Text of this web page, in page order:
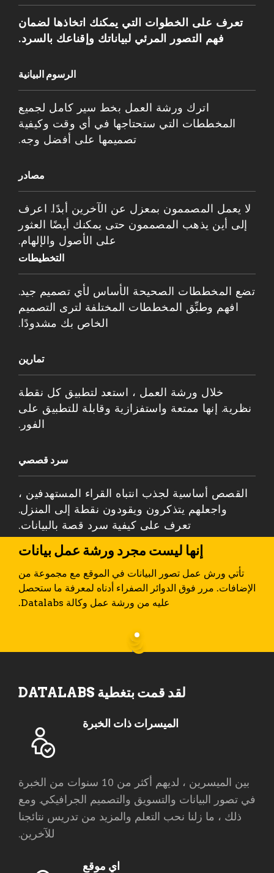
تعرف على الخطوات التي يمكنك اتخاذها لضمان
فهم التصور المرئي لبياناتك وإقناعك بالسرد.
الرسوم البيانية
اترك ورشة العمل بخط سير كامل لجميع
المخططات التي ستحتاجها في أي وقت وكيفية
تصميمها على أفضل وجه.
مصادر
لا يعمل المصممون بمعزل عن الآخرين أبدًا. اعرف
إلى أين يذهب المصممون حتى يمكنك أيضًا العثور
على الأصول والإلهام.
التخطيطات
تضع المخططات الصحيحة الأساس لأي تصميم جيد.
افهم وطبِّق المخططات المختلفة لترى التصميم
الخاص بك مشدودًا.
تمارين
خلال ورشة العمل ، استعد لتطبيق كل نقطة
نظرية. إنها ممتعة واستفزازية وقابلة للتطبيق على
الفور.
سرد قصصي
القصص أساسية لجذب انتباه القراء المستهدفين ،
واجعلهم يتذكرون ويقودون نقطة إلى المنزل.
تعرف على كيفية سرد قصة بالبيانات.
إنها ليست مجرد ورشة عمل بيانات
تأتي ورش عمل تصور البيانات في الموقع مع مجموعة من
الإضافات. مرر فوق الدوائر الصفراء أدناه لمعرفة ما ستحصل
عليه من ورشة عمل وكالة Datalabs.
لقد قمت بتغطية DATALABS
الميسرات ذات الخبرة
بين الميسرين ، لديهم أكثر من 10 سنوات من الخبرة
في تصور البيانات والتسويق والتصميم الجرافيكي. ومع
ذلك ، ما زلنا نحب التعلم والمزيد من تدريس نتائجنا
للآخرين.
اي موقع